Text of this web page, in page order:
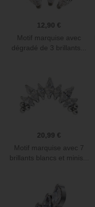
12,90 €
Motif marquise avec
dégradé de 3 brillants...
20,99 €
Motif marquise avec 7
brillants blancs et minis...